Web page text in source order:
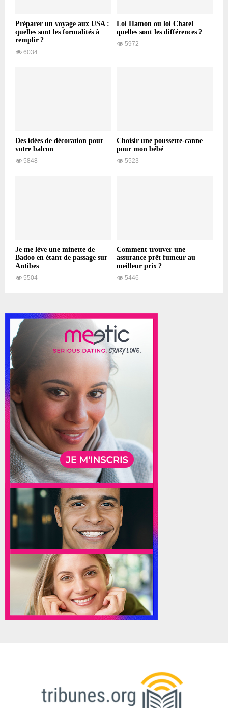
Préparer un voyage aux USA :
quelles sont les formalités à
remplir ?
6034
Loi Hamon ou loi Chatel
quelles sont les différences ?
5972
Des idées de décoration pour
votre balcon
5848
Choisir une poussette-canne
pour mon bébé
5523
Je me lève une minette de
Badoo en étant de passage sur
Antibes
5504
Comment trouver une
assurance prêt fumeur au
meilleur prix ?
5446